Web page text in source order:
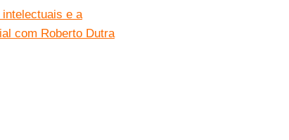
e a
com Roberto Dutra